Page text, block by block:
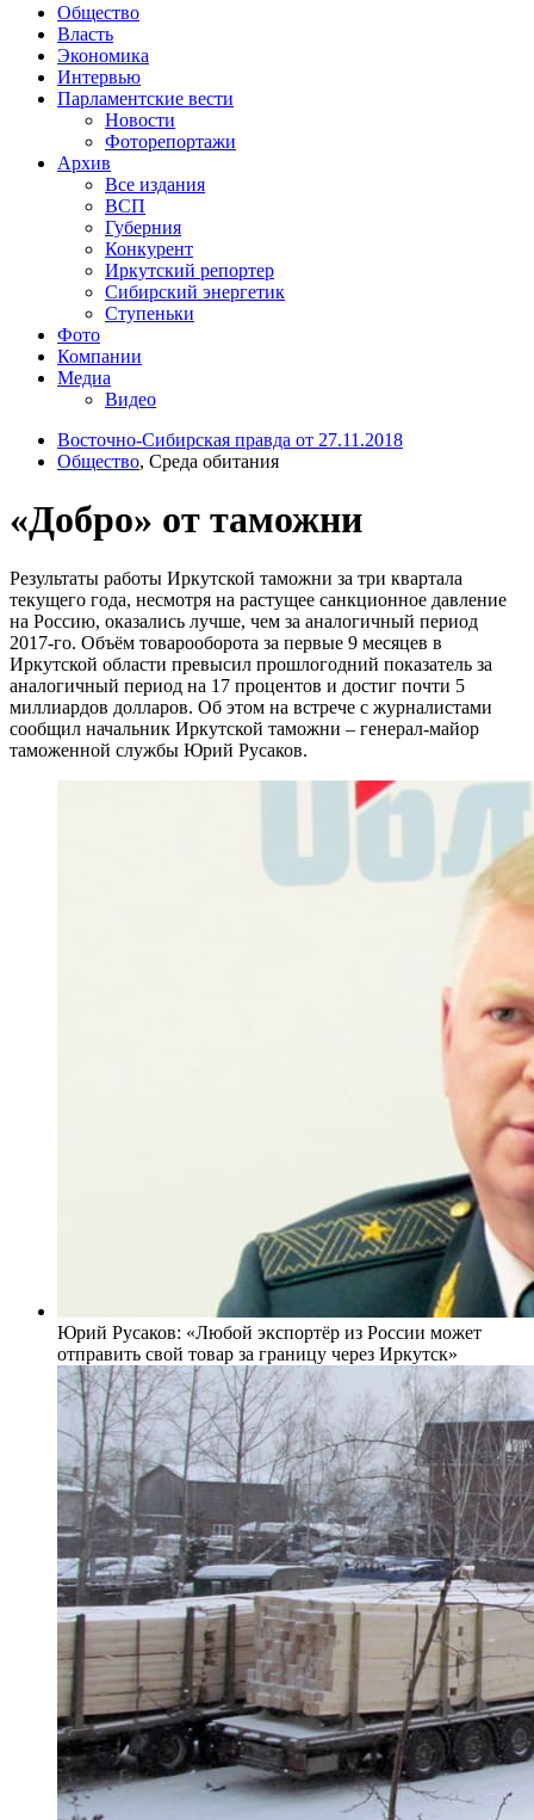
Общество
Власть
Экономика
Интервью
Парламентские вести
Новости
Фоторепортажи
Архив
Все издания
ВСП
Губерния
Конкурент
Иркутский репортер
Сибирский энергетик
Ступеньки
Фото
Компании
Медиа
Видео
Восточно-Сибирская правда от 27.11.2018
Общество, Среда обитания
«Добро» от таможни
Результаты работы Иркутской таможни за три квартала
текущего года, несмотря на растущее санкционное давление
на Россию, оказались лучше, чем за аналогичный период
2017-го. Объём товарооборота за первые 9 месяцев в
Иркутской области превысил прошлогодний показатель за
аналогичный период на 17 процентов и достиг почти 5
миллиардов долларов. Об этом на встрече с журналистами
сообщил начальник Иркутской таможни – генерал-майор
таможенной службы Юрий Русаков.
Юрий Русаков: «Любой экспортёр из России может
отправить свой товар за границу через Иркутск»